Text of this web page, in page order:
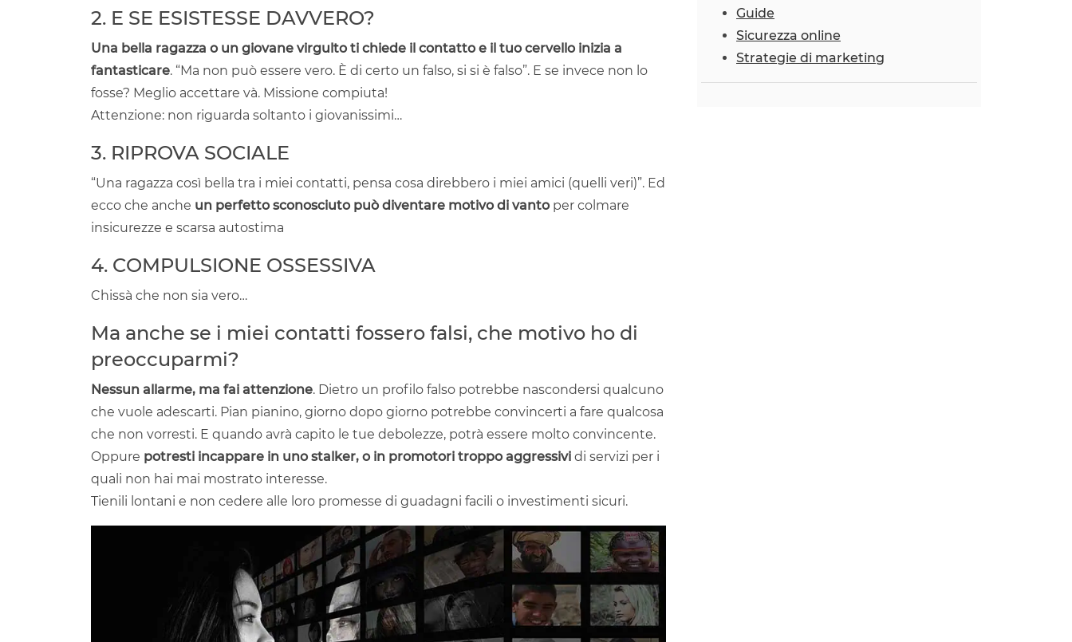
2. E SE ESISTESSE DAVVERO?
Una bella ragazza o un giovane virgulto ti chiede il contatto e il tuo cervello inizia a
fantasticare. “Ma non può essere vero. È di certo un falso, si si è falso”. E se invece non lo
fosse? Meglio accettare và. Missione compiuta!
Attenzione: non riguarda soltanto i giovanissimi…
3. RIPROVA SOCIALE
“Una ragazza così bella tra i miei contatti, pensa cosa direbbero i miei amici (quelli veri)”. Ed
ecco che anche un perfetto sconosciuto può diventare motivo di vanto per colmare
insicurezze e scarsa autostima
4. COMPULSIONE OSSESSIVA
Chissà che non sia vero…
Ma anche se i miei contatti fossero falsi, che motivo ho di
preoccuparmi?
Nessun allarme, ma fai attenzione. Dietro un profilo falso potrebbe nascondersi qualcuno
che vuole adescarti. Pian pianino, giorno dopo giorno potrebbe convincerti a fare qualcosa
che non vorresti. E quando avrà capito le tue debolezze, potrà essere molto convincente.
Oppure potresti incappare in uno stalker, o in promotori troppo aggressivi di servizi per i
quali non hai mai mostrato interesse.
Tienili lontani e non cedere alle loro promesse di guadagni facili o investimenti sicuri.
Guide
Sicurezza online
Strategie di marketing